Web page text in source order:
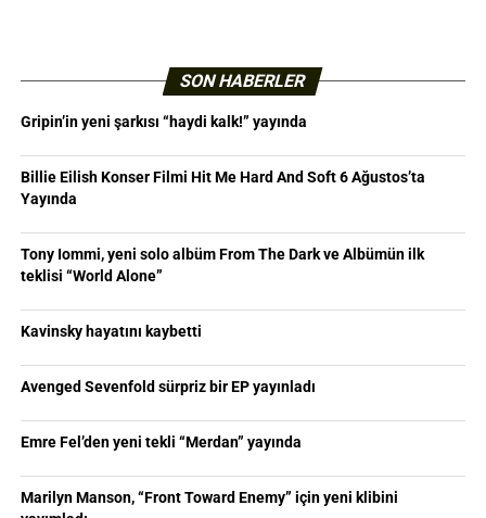
SON HABERLER
Gripin’in yeni şarkısı “haydi kalk!” yayında
Billie Eilish Konser Filmi Hit Me Hard And Soft 6 Ağustos’ta
Yayında
Tony Iommi, yeni solo albüm From The Dark ve Albümün ilk
teklisi “World Alone”
Kavinsky hayatını kaybetti
Avenged Sevenfold sürpriz bir EP yayınladı
Emre Fel’den yeni tekli “Merdan” yayında
Marilyn Manson, “Front Toward Enemy” için yeni klibini